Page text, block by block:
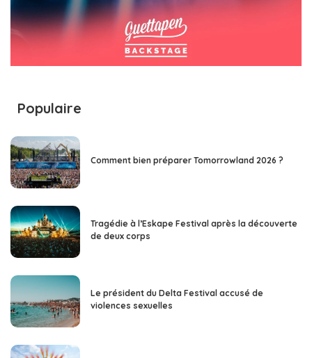
Populaire
Comment bien préparer Tomorrowland 2026 ?
Tragédie à l’Eskape Festival après la découverte
de deux corps
Le président du Delta Festival accusé de
violences sexuelles